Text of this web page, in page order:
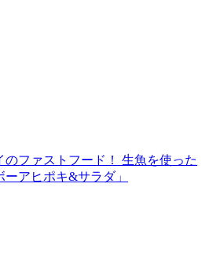
のファストフード！ 生魚を使った
アヒポキ&サラダ」